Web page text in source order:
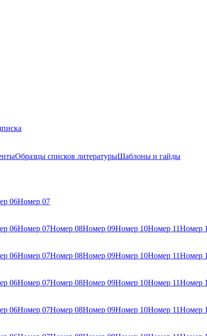
Образцы списков литературыШаблоны и гайды
06Номер 07
06Номер 07Номер 08Номер 09Номер 10Номер 11Номер
06Номер 07Номер 08Номер 09Номер 10Номер 11Номер
06Номер 07Номер 08Номер 09Номер 10Номер 11Номер
06Номер 07Номер 08Номер 09Номер 10Номер 11Номер